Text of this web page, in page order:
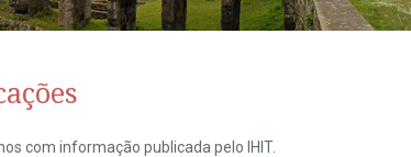
com informação publicada pelo IHIT.